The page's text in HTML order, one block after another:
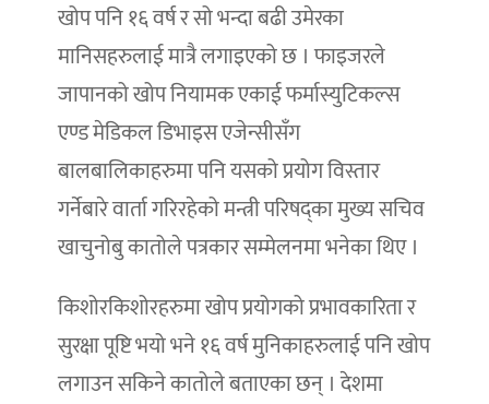
खोप पनि १६ वर्ष र सो भन्दा बढी उमेरका
मानिसहरुलाई मात्रै लगाइएको छ । फाइजरले
जापानको खोप नियामक एकाई फर्मास्युटिकल्स
एण्ड मेडिकल डिभाइस एजेन्सीसँग
बालबालिकाहरुमा पनि यसको प्रयोग विस्तार
गर्नेबारे वार्ता गरिरहेको मन्त्री परिषद्का मुख्य सचिव
खाचुनोबु कातोले पत्रकार सम्मेलनमा भनेका थिए ।
किशोरकिशोरहरुमा खोप प्रयोगको प्रभावकारिता र
सुरक्षा पूष्टि भयो भने १६ वर्ष मुनिकाहरुलाई पनि खोप
लगाउन सकिने कातोले बताएका छन् । देशमा